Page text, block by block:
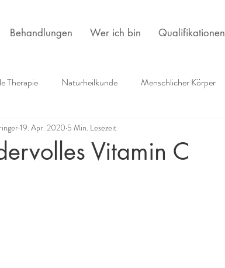
Behandlungen Wer ich bin Qualifikationen
Therapie Naturheilkunde Menschlicher Körper
Buchempfehlungen Psychlogie
Vitamin C
19. Apr. 2020 5 Min. Lesezeit